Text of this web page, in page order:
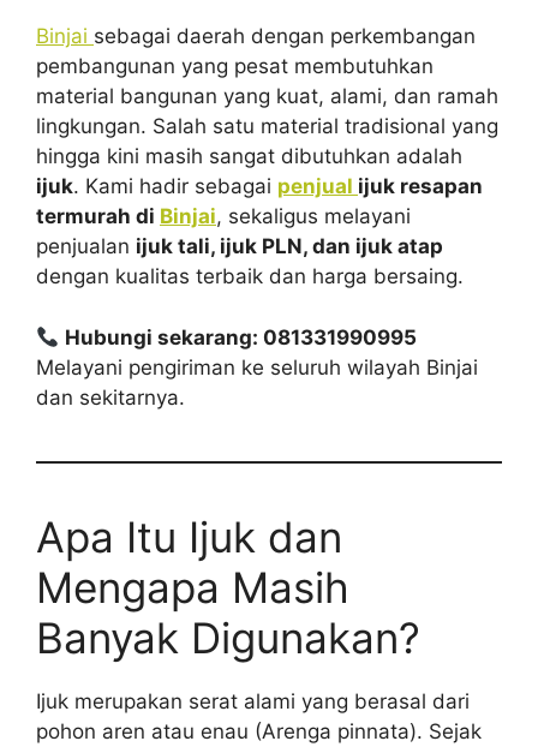
Binjai sebagai daerah dengan perkembangan
pembangunan yang pesat membutuhkan
material bangunan yang kuat, alami, dan ramah
lingkungan. Salah satu material tradisional yang
hingga kini masih sangat dibutuhkan adalah
ijuk. Kami hadir sebagai penjual ijuk resapan
termurah di Binjai, sekaligus melayani
penjualan ijuk tali, ijuk PLN, dan ijuk atap
dengan kualitas terbaik dan harga bersaing.
Hubungi sekarang: 081331990995
Melayani pengiriman ke seluruh wilayah Binjai
dan sekitarnya.
Apa Itu Ijuk dan
Mengapa Masih
Banyak Digunakan?
Ijuk merupakan serat alami yang berasal dari
pohon aren atau enau (Arenga pinnata). Sejak